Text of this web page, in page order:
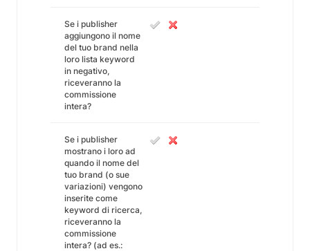
Se i publisher
aggiungono il nome
del tuo brand nella
loro lista keyword
in negativo,
riceveranno la
commissione
intera?
Se i publisher
mostrano i loro ad
quando il nome del
tuo brand (o sue
variazioni) vengono
inserite come
keyword di ricerca,
riceveranno la
commissione
intera? (ad es.: